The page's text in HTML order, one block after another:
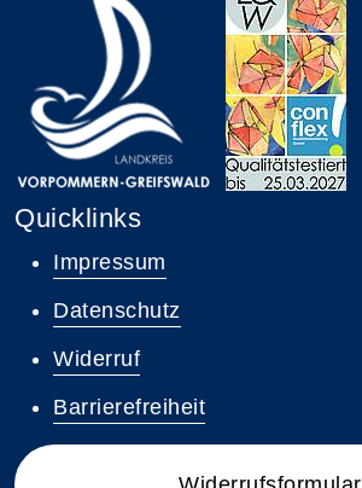
Quicklinks
Impressum
Datenschutz
Widerruf
Barrierefreiheit